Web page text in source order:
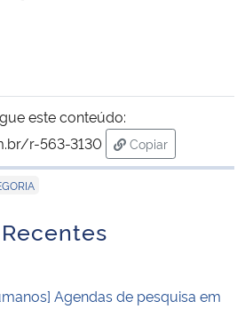
este conteúdo:
r-563-3130
Copiar
para área de
Agendas de pesquisa em